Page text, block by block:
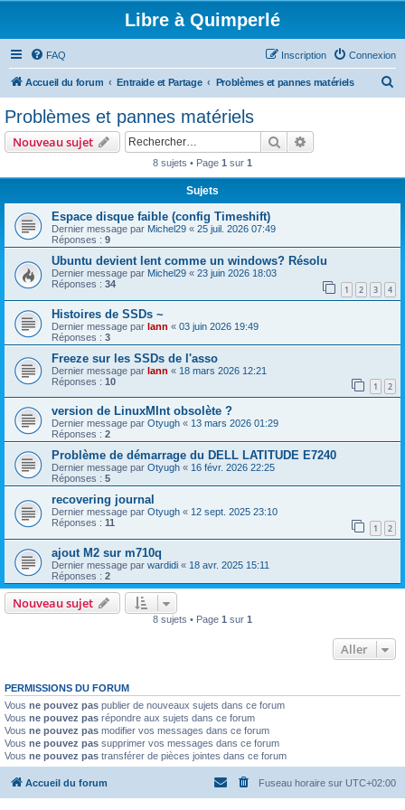
Libre à Quimperlé
FAQ Connexion
Inscription
Accueil du forum Entraide et Partage Problèmes et pannes matériels
Problèmes et pannes matériels
Nouveau sujet Rechercher
8 sujets • Page 1 sur 1
Sujets
Espace disque faible (config Timeshift)
Dernier message par Michel29 « 25 juil. 2026 07:49
Réponses : 9
Ubuntu devient lent comme un windows? Résolu
Dernier message par Michel29 « 23 juin 2026 18:03
Réponses : 34 1 2 3 4
Histoires de SSDs ~
Dernier message par lann « 03 juin 2026 19:49
Réponses : 3
Freeze sur les SSDs de l'asso
Dernier message par lann « 18 mars 2026 12:21
Réponses : 10 1 2
version de LinuxMInt obsolète ?
Dernier message par Otyugh « 13 mars 2026 01:29
Réponses : 2
Problème de démarrage du DELL LATITUDE E7240
Dernier message par Otyugh « 16 févr. 2026 22:25
Réponses : 5
recovering journal
Dernier message par Otyugh « 12 sept. 2025 23:10
Réponses : 11 1 2
ajout M2 sur m710q
Dernier message par wardidi « 18 avr. 2025 15:11
Réponses : 2
Nouveau sujet
8 sujets • Page 1 sur 1
Aller
PERMISSIONS DU FORUM
Vous ne pouvez pas publier de nouveaux sujets dans ce forum
Vous ne pouvez pas répondre aux sujets dans ce forum
Vous ne pouvez pas modifier vos messages dans ce forum
Vous ne pouvez pas supprimer vos messages dans ce forum
Vous ne pouvez pas transférer de pièces jointes dans ce forum
Accueil du forum Fuseau horaire sur UTC+02:00